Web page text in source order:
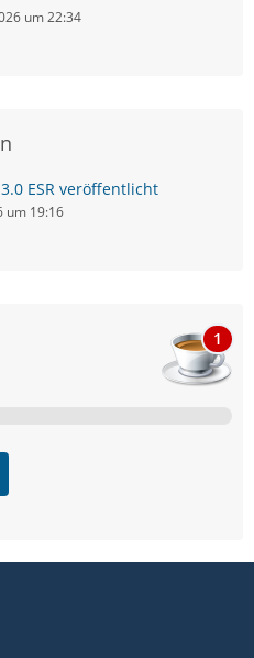
um 22:34
ESR veröffentlicht
um 19:16
1